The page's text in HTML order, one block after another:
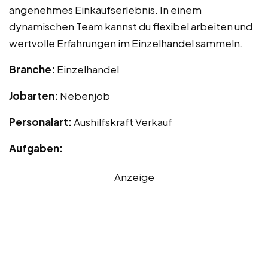
angenehmes Einkaufserlebnis. In einem
dynamischen Team kannst du flexibel arbeiten und
wertvolle Erfahrungen im Einzelhandel sammeln.
Branche: Einzelhandel
Jobarten: Nebenjob
Personalart:Aushilfskraft Verkauf
Aufgaben:
Anzeige